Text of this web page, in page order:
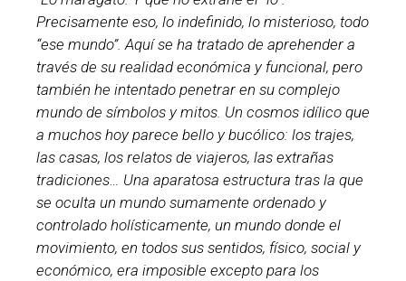
Precisamente eso, lo indefinido, lo misterioso, todo
“ese mundo”. Aquí se ha tratado de aprehender a
través de su realidad económica y funcional, pero
también he intentado penetrar en su complejo
mundo de símbolos y mitos. Un cosmos idílico que
a muchos hoy parece bello y bucólico: los trajes,
las casas, los relatos de viajeros, las extrañas
tradiciones… Una aparatosa estructura tras la que
se oculta un mundo sumamente ordenado y
controlado holísticamente, un mundo donde el
movimiento, en todos sus sentidos, físico, social y
económico, era imposible excepto para los